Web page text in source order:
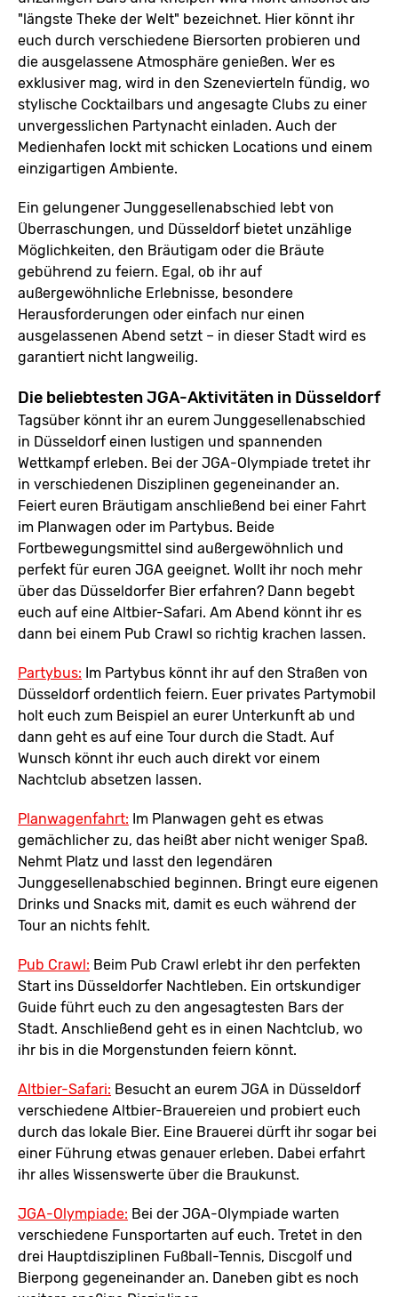
"längste Theke der Welt" bezeichnet. Hier könnt ihr
euch durch verschiedene Biersorten probieren und
die ausgelassene Atmosphäre genießen. Wer es
exklusiver mag, wird in den Szenevierteln fündig, wo
stylische Cocktailbars und angesagte Clubs zu einer
unvergesslichen Partynacht einladen. Auch der
Medienhafen lockt mit schicken Locations und einem
einzigartigen Ambiente.
Ein gelungener Junggesellenabschied lebt von
Überraschungen, und Düsseldorf bietet unzählige
Möglichkeiten, den Bräutigam oder die Bräute
gebührend zu feiern. Egal, ob ihr auf
außergewöhnliche Erlebnisse, besondere
Herausforderungen oder einfach nur einen
ausgelassenen Abend setzt – in dieser Stadt wird es
garantiert nicht langweilig.
Die beliebtesten JGA-Aktivitäten in Düsseldorf
Tagsüber könnt ihr an eurem Junggesellenabschied
in Düsseldorf einen lustigen und spannenden
Wettkampf erleben. Bei der JGA-Olympiade tretet ihr
in verschiedenen Disziplinen gegeneinander an.
Feiert euren Bräutigam anschließend bei einer Fahrt
im Planwagen oder im Partybus. Beide
Fortbewegungsmittel sind außergewöhnlich und
perfekt für euren JGA geeignet. Wollt ihr noch mehr
über das Düsseldorfer Bier erfahren? Dann begebt
euch auf eine Altbier-Safari. Am Abend könnt ihr es
dann bei einem Pub Crawl so richtig krachen lassen.
Partybus: Im Partybus könnt ihr auf den Straßen von
Düsseldorf ordentlich feiern. Euer privates Partymobil
holt euch zum Beispiel an eurer Unterkunft ab und
dann geht es auf eine Tour durch die Stadt. Auf
Wunsch könnt ihr euch auch direkt vor einem
Nachtclub absetzen lassen.
Planwagenfahrt: Im Planwagen geht es etwas
gemächlicher zu, das heißt aber nicht weniger Spaß.
Nehmt Platz und lasst den legendären
Junggesellenabschied beginnen. Bringt eure eigenen
Drinks und Snacks mit, damit es euch während der
Tour an nichts fehlt.
Pub Crawl: Beim Pub Crawl erlebt ihr den perfekten
Start ins Düsseldorfer Nachtleben. Ein ortskundiger
Guide führt euch zu den angesagtesten Bars der
Stadt. Anschließend geht es in einen Nachtclub, wo
ihr bis in die Morgenstunden feiern könnt.
Altbier-Safari: Besucht an eurem JGA in Düsseldorf
verschiedene Altbier-Brauereien und probiert euch
durch das lokale Bier. Eine Brauerei dürft ihr sogar bei
einer Führung etwas genauer erleben. Dabei erfahrt
ihr alles Wissenswerte über die Braukunst.
JGA-Olympiade: Bei der JGA-Olympiade warten
verschiedene Funsportarten auf euch. Tretet in den
drei Hauptdisziplinen Fußball-Tennis, Discgolf und
Bierpong gegeneinander an. Daneben gibt es noch